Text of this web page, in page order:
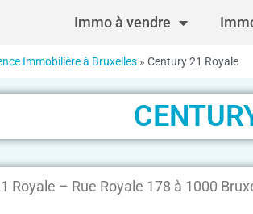
Immo à vendre
Immobilière à Bruxelles » Century 21 Royale
Royale – Rue Royale 178 à 1000